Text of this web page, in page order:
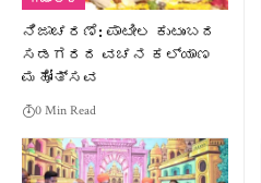
ನಿಜಾಚರಣೆ: ಪಾಟೀಲ ಕುಟುಂಬದ
ಸಡಗರದ ವಚನ ಕಲ್ಯಾಣ
ಮಹೋತ್ಸವ
0 Min Read